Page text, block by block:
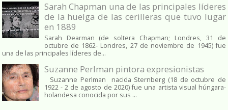
Sarah Chapman una de las principales líderes
de la huelga de las cerilleras que tuvo lugar
en 1889
Sarah Dearman (de soltera Chapman; Londres, 31 de
octubre de 1862​- Londres, 27 de noviembre de 1945)​ fue
una de las principales líderes de...
Suzanne Perlman pintora expresionistas
Suzanne Perlman nacida Sternberg (18 de octubre de
1922 - 2 de agosto de 2020) fue una artista visual húngara-
holandesa conocida por sus ...